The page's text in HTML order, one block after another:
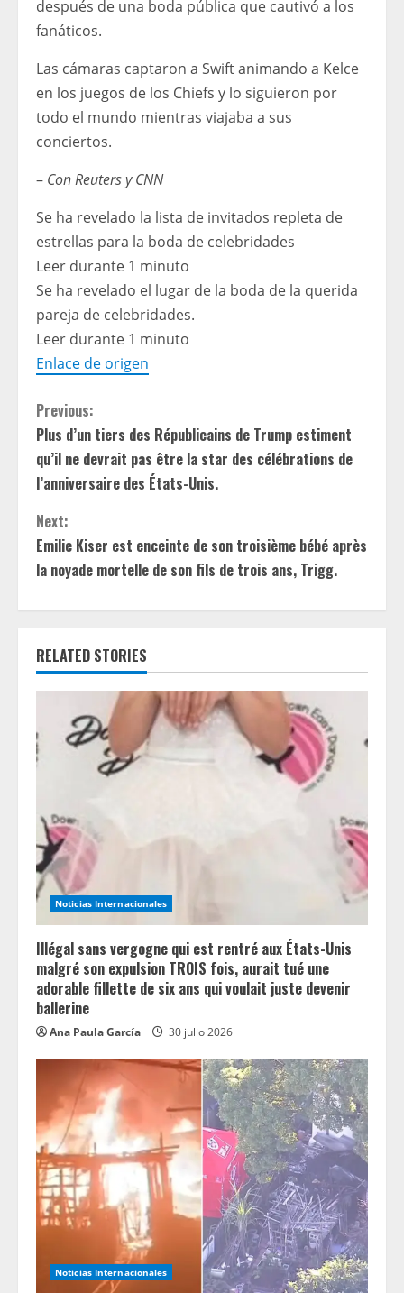
después de una boda pública que cautivó a los
fanáticos.
Las cámaras captaron a Swift animando a Kelce
en los juegos de los Chiefs y lo siguieron por
todo el mundo mientras viajaba a sus
conciertos.
– Con Reuters y CNN
Se ha revelado la lista de invitados repleta de
estrellas para la boda de celebridades
Leer durante 1 minuto
Se ha revelado el lugar de la boda de la querida
pareja de celebridades.
Leer durante 1 minuto
Enlace de origen
C
o
n
t
i
n
u
e
e
d
i
n
g
Previous:
Plus d’un tiers des Républicains de Trump estiment
qu’il ne devrait pas être la star des célébrations de
l’anniversaire des États-Unis.
Next:
Emilie Kiser est enceinte de son troisième bébé après
la noyade mortelle de son fils de trois ans, Trigg.
RELATED STORIES
Noticias Internacionales
Illégal sans vergogne qui est rentré aux États-Unis
malgré son expulsion TROIS fois, aurait tué une
adorable fillette de six ans qui voulait juste devenir
ballerine
Ana Paula García 30 julio 2026
Noticias Internacionales